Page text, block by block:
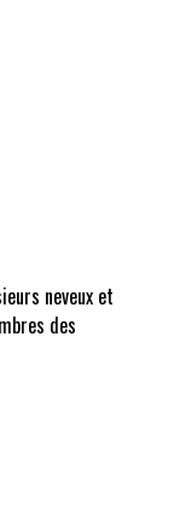
neveux et
des